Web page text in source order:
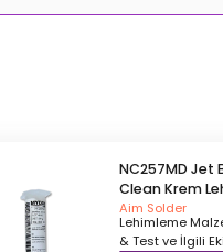
NC257MD Jet
Clean Krem
Aim Solder
Lehimleme
& Test ve İlgili